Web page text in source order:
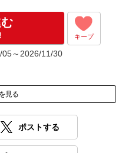
キープ
05～2026/11/30
見る
ポストする